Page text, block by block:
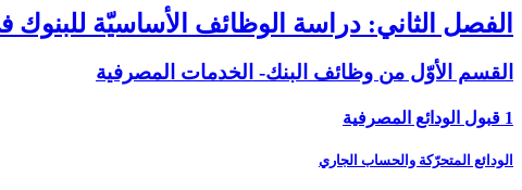
الفصل الثاني: دراسة الوظائف الأساسيّة
القسم الأوّل من وظائف البنك- الخدمات المصرفية
1 قبول الودائع المصرفية
الودائع المتحرّكة والحساب الجاري